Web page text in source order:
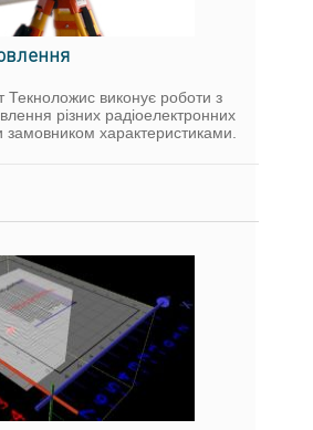
Текноложис виконує роботи з
різних радіоелектронних
замовником характеристиками.